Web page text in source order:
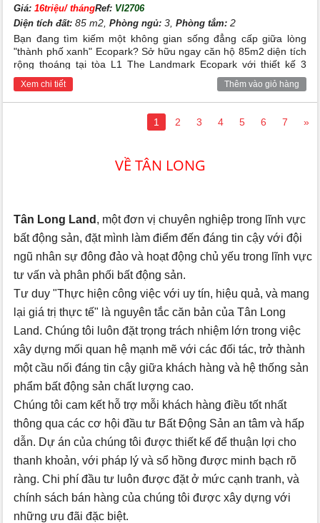
Giá:16triệu/ thángRef: VI2706
Diện tích đất: 85 m2,Phòng ngủ: 3,Phòng tắm: 2
Bạn đang tìm kiếm một không gian sống đẳng cấp giữa lòng
"thành phố xanh" Ecopark? Sở hữu ngay căn hộ 85m2 diện tích
rộng thoáng tại tòa L1 The Landmark Ecopark với thiết kế 3
phòng ngủ hiện đại, full nội thất sang trọng và mức giá cho thuê
vô cùng hấp dẫn.
Xem chi tiết Thêm vào giỏ hàng
1 2 3 4 5 6 7 »
VỀ TÂN LONG
Tân Long Land , một đơn vị chuyên nghiệp trong lĩnh vực
bất động sản, đặt mình làm điểm đến đáng tin cậy với đội
ngũ nhân sự đông đảo và hoạt động chủ yếu trong lĩnh vực
tư vấn và phân phối bất động sản.
Tư duy "Thực hiện công việc với uy tín, hiệu quả, và mang
lại giá trị thực tế" là nguyên tắc căn bản của Tân Long
Land. Chúng tôi luôn đặt trọng trách nhiệm lớn trong việc
xây dựng mối quan hệ mạnh mẽ với các đối tác, trở thành
một cầu nối đáng tin cậy giữa khách hàng và hệ thống sản
phẩm bất động sản chất lượng cao.
Chúng tôi cam kết hỗ trợ mỗi khách hàng điều tốt nhất
thông qua các cơ hội đầu tư Bất Động Sản an tâm và hấp
dẫn. Dự án của chúng tôi được thiết kế để thuận lợi cho
thanh khoản, với pháp lý và sổ hồng được minh bạch rõ
ràng. Chi phí đầu tư luôn được đặt ở mức cạnh tranh, và
chính sách bán hàng của chúng tôi được xây dựng với
những ưu đãi đặc biệt.